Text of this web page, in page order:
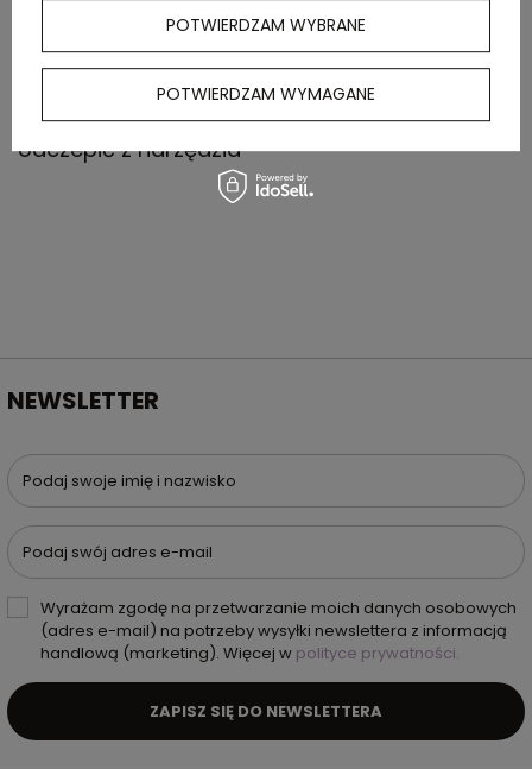
Narzędzie wielofunkcyjne, 6 funkcji,
bambusowa obudowa, sztućce można
odczepić z narzędzia
NEWSLETTER
Podaj swoje imię i nazwisko
Podaj swój adres e-mail
Wyrażam zgodę na przetwarzanie moich danych osobowych
(adres e-mail) na potrzeby wysyłki newslettera z informacją
handlową (marketing). Więcej w polityce prywatności.
ZAPISZ SIĘ DO NEWSLETTERA
POTWIERDZAM WYBRANE
POTWIERDZAM WYMAGANE